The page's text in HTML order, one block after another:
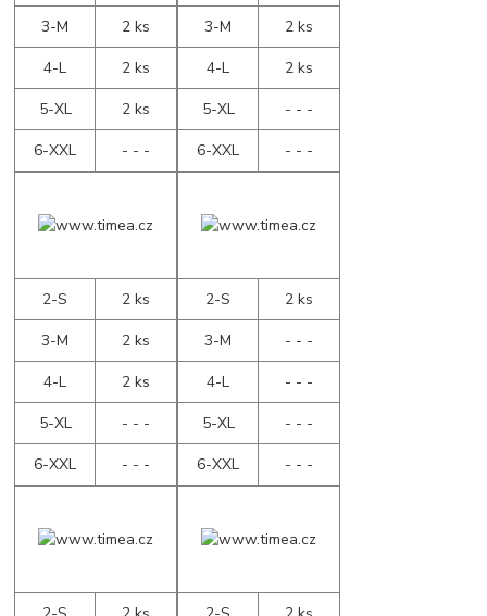
3-M
2 ks
4-L
2 ks
5-XL
2 ks
6-XXL
- - -
3-M
2 ks
4-L
2 ks
5-XL
- - -
6-XXL
- - -
2-S
2 ks
3-M
2 ks
4-L
2 ks
5-XL
- - -
6-XXL
- - -
2-S
2 ks
3-M
- - -
4-L
- - -
5-XL
- - -
6-XXL
- - -